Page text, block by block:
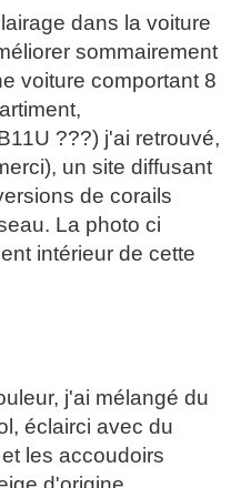
dans la voiture
sommairement
voiture comportant 8
???) j'ai retrouvé,
un site diffusant
de corails
La photo ci
intérieur de cette
j'ai mélangé du
éclairci avec du
les accoudoirs